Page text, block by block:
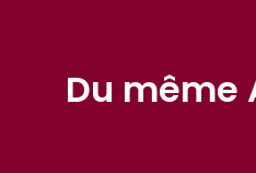
Du même